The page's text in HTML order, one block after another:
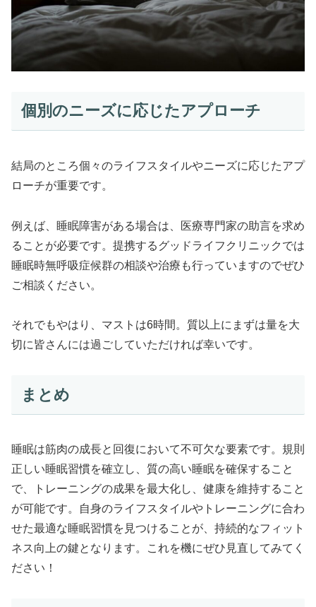
個別のニーズに応じたアプローチ
結局のところ個々のライフスタイルやニーズに応じたアプ
ローチが重要です。
例えば、睡眠障害がある場合は、医療専門家の助言を求め
ることが必要です。提携するグッドライフクリニックでは
睡眠時無呼吸症候群の相談や治療も行っていますのでぜひ
ご相談ください。
それでもやはり、マストは6時間。質以上にまずは量を大
切に皆さんには過ごしていただければ幸いです。
まとめ
睡眠は筋肉の成長と回復において不可欠な要素です。規則
正しい睡眠習慣を確立し、質の高い睡眠を確保すること
で、トレーニングの成果を最大化し、健康を維持すること
が可能です。自身のライフスタイルやトレーニングに合わ
せた最適な睡眠習慣を見つけることが、持続的なフィット
ネス向上の鍵となります。これを機にぜひ見直してみてく
ださい！